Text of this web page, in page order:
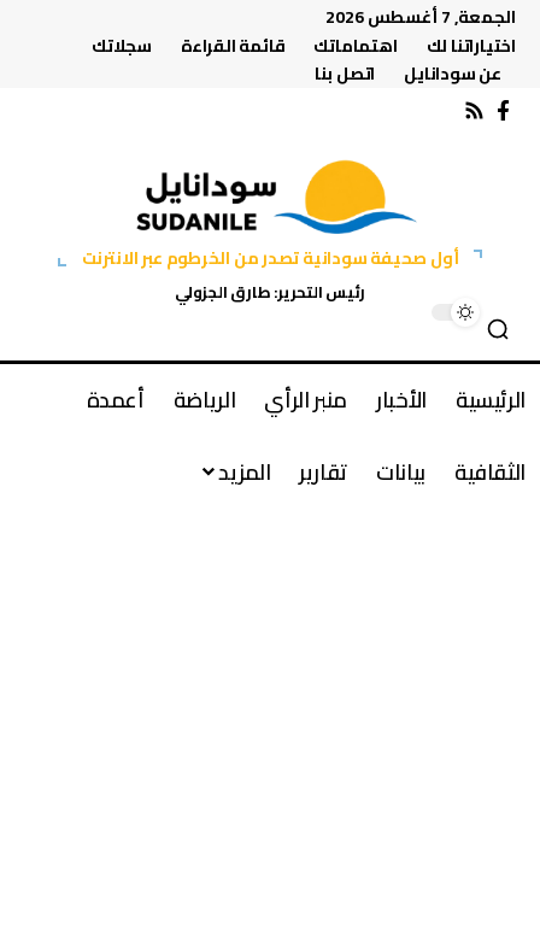
الجمعة, 7 أغسطس 2026
اختياراتنا لك
اهتماماتك قائمة القراءة
سجلاتك
عن سودانايل
اتصل بنا
أول صحيفة سودانية تصدر من الخرطوم عبر الانترنت
رئيس التحرير: طارق الجزولي
الرئيسية الأخبار منبر الرأي الرياضة
أعمدة
الثقافية
بيانات تقارير المزيد